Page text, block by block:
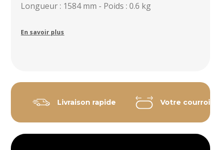
Longueur : 1584 mm - Poids : 0.6 kg
En savoir plus
Livraison rapide Votre courroie